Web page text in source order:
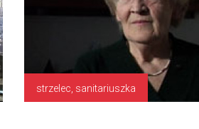
strzelec, sanitariuszka